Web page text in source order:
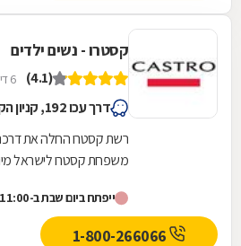
קסטרו - נשים ילדים
(4.1) 6 דירוגים
דרך עכו 192, קניון הקריון קרית ביאליק
משפחת קסטרו לישראל
שנקראה...
ייפתח ביום שבת ב-11:00
1-800-266066